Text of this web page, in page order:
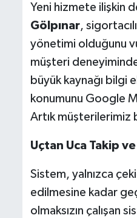
Yeni hizmete ilişkin
Gölpınar,
yönetimi olduğunu
müşteri
büyük kaynağı bilgi
konumunu Google
Artık müşterilerimiz
Uçtan Uca Takip
Sistem, yalnızca
edilmesine kadar
olmaksızın çalışan